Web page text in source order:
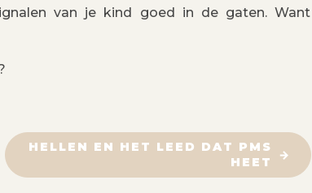
van je kind goed in de gaten. Want
HELLEN EN HET LEED DAT PMS
HEET